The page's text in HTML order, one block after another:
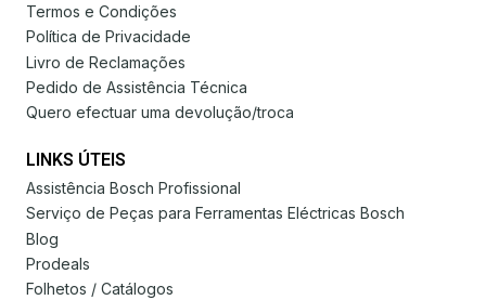
Termos e Condições
Política de Privacidade
Livro de Reclamações
Pedido de Assistência Técnica
Quero efectuar uma devolução/troca
LINKS ÚTEIS
Assistência Bosch Profissional
Serviço de Peças para Ferramentas Eléctricas Bosch
Blog
Prodeals
Folhetos / Catálogos